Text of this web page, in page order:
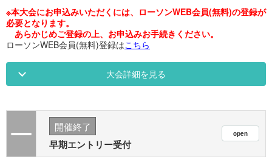
※本大会にお申込みいただくには、ローソンWEB会員(無料)の登録が
必要となります。
あらかじめご登録の上、お申込みお手続きください。
ローソンWEB会員(無料)登録はこちら
大会詳細を見る
開催終了
早期エントリー受付